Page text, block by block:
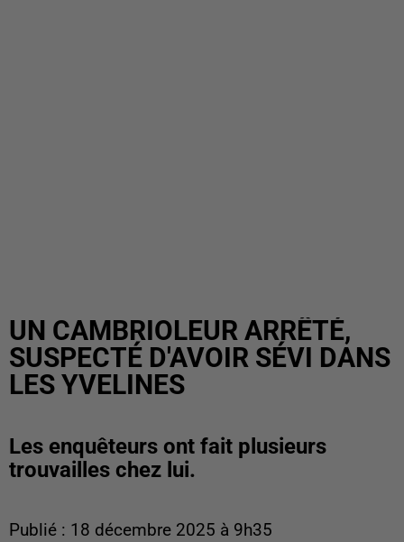
UN CAMBRIOLEUR ARRÊTÉ,
SUSPECTÉ D'AVOIR SÉVI DANS
LES YVELINES
Les enquêteurs ont fait plusieurs
trouvailles chez lui.
Publié : 18 décembre 2025 à 9h35